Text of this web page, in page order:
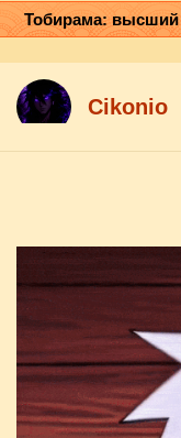
Тобирама: высший
Cikоnio